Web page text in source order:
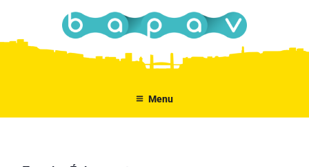
contenu
Menu